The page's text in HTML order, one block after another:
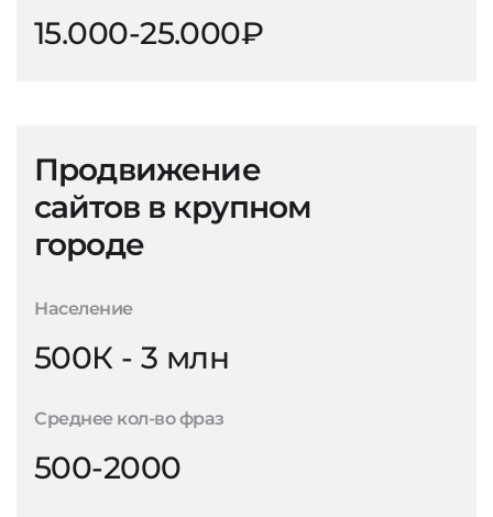
15.000-25.000₽
Продвижение
сайтов в крупном
городе
Население
500К - 3 млн
Среднее кол-во фраз
500-2000